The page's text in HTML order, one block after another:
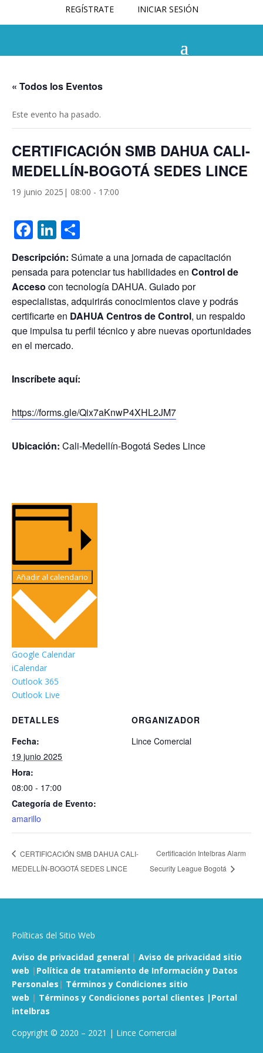
REGÍSTRATE INICIAR SESIÓN
« Todos los Eventos
Este evento ha pasado.
CERTIFICACIÓN SMB DAHUA CALI-
MEDELLÍN-BOGOTÁ SEDES LINCE
19 junio 2025| 08:00 - 17:00
Facebook
LinkedIn
Descripción: Súmate a una jornada de capacitación
pensada para potenciar tus habilidades en Control de
Acceso con tecnología DAHUA. Guiado por
especialistas, adquirirás conocimientos clave y podrás
certificarte en DAHUA Centros de Control, un respaldo
que impulsa tu perfil técnico y abre nuevas oportunidades
en el mercado.
Inscríbete aquí:
https://forms.gle/Qix7aKnwP4XHL2JM7
Ubicación: Cali-Medellín-Bogotá Sedes Lince
Añadir al calendario
Google Calendar
iCalendar
Outlook 365
Outlook Live
DETALLES
Fecha:
19 junio 2025
Hora:
08:00 - 17:00
Categoría de Evento:
amarillo
ORGANIZADOR
Lince Comercial
CERTIFICACIÓN SMB DAHUA CALI-
MEDELLÍN-BOGOTÁ SEDES LINCE
Certificación Intelbras Alarm
Security League Bogotá
Políticas del Sitio Web
Aviso de privacidad general | Aviso de privacidad sitio
web | Política de tratamiento de Información y Datos
Personales | Términos y Condiciones sitio
web | Términos y Condiciones portal clientes | Portal
intelbras
Copyright © 2020 – 2021 | Lince Comercial